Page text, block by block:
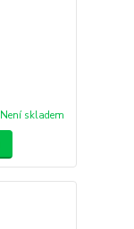
Není skladem